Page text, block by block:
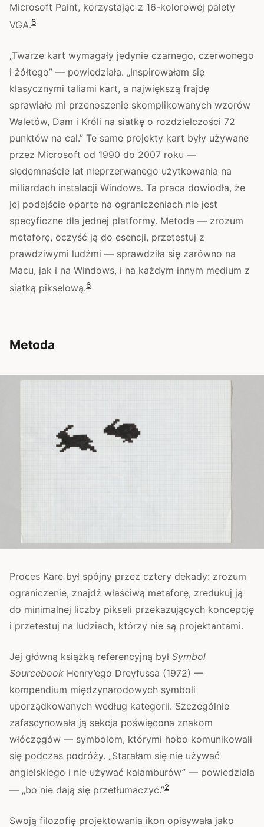
Microsoft Paint, korzystając z 16-kolorowej palety
VGA.6
„Twarze kart wymagały jedynie czarnego, czerwonego
i żółtego” — powiedziała. „Inspirowałam się
klasycznymi taliami kart, a największą frajdę
sprawiało mi przenoszenie skomplikowanych wzorów
Waletów, Dam i Króli na siatkę o rozdzielczości 72
punktów na cal.” Te same projekty kart były używane
przez Microsoft od 1990 do 2007 roku —
siedemnaście lat nieprzerwanego użytkowania na
miliardach instalacji Windows. Ta praca dowiodła, że
jej podejście oparte na ograniczeniach nie jest
specyficzne dla jednej platformy. Metoda — zrozum
metaforę, oczyść ją do esencji, przetestuj z
prawdziwymi ludźmi — sprawdziła się zarówno na
Macu, jak i na Windows, i na każdym innym medium z
siatką pikselową.6
Metoda
Proces Kare był spójny przez cztery dekady: zrozum
ograniczenie, znajdź właściwą metaforę, zredukuj ją
do minimalnej liczby pikseli przekazujących koncepcję
i przetestuj na ludziach, którzy nie są projektantami.
Jej główną książką referencyjną był Symbol
Sourcebook Henry’ego Dreyfussa (1972) —
kompendium międzynarodowych symboli
uporządkowanych według kategorii. Szczególnie
zafascynowała ją sekcja poświęcona znakom
włóczęgów — symbolom, którymi hobo komunikowali
się podczas podróży. „Starałam się nie używać
angielskiego i nie używać kalamburów” — powiedziała
— „bo nie dają się przetłumaczyć.”2
Swoją filozofię projektowania ikon opisywała jako